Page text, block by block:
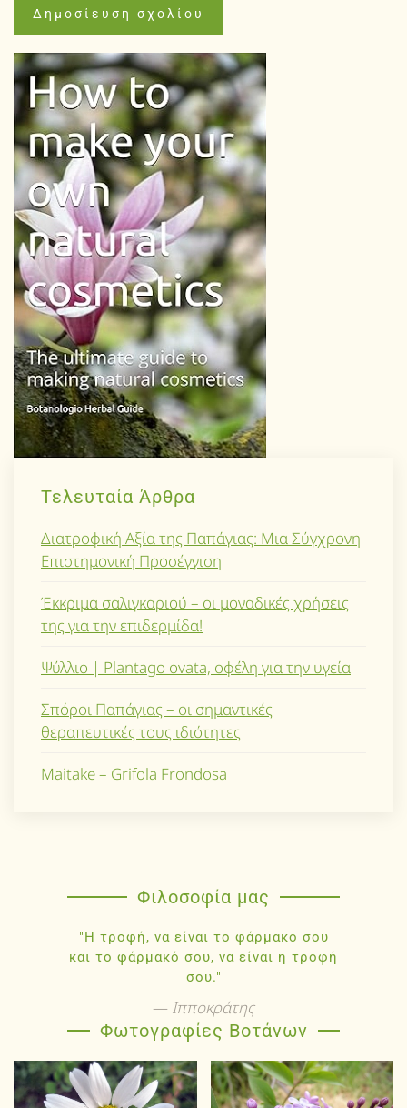
Δημοσίευση σχολίου
Τελευταία Άρθρα
Διατροφική Αξία της Παπάγιας: Μια Σύγχρονη
Επιστημονική Προσέγγιση
Έκκριμα σαλιγκαριού – οι μοναδικές χρήσεις
της για την επιδερμίδα!
Ψύλλιο | Plantago ovata, οφέλη για την υγεία
Σπόροι Παπάγιας – οι σημαντικές
θεραπευτικές τους ιδιότητες
Maitake – Grifola Frondosa
Φιλοσοφία μας
"Η τροφή, να είναι το φάρμακο σου
και το φάρμακό σου, να είναι η τροφή
σου."
Ιπποκράτης
Φωτογραφίες Βοτάνων